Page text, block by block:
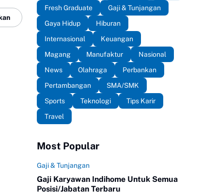
Fresh Graduate
Gaji & Tunjangan
Gaya Hidup
Hiburan
Internasional
Keuangan
Magang
Manufaktur
Nasional
News
Olahraga
Perbankan
Pertambangan
SMA/SMK
Sports
Teknologi
Tips Karir
Travel
Most Popular
Gaji & Tunjangan
Gaji Karyawan Indihome Untuk Semua
Posisi/Jabatan Terbaru